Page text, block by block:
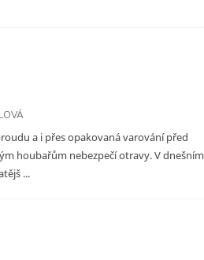
a i přes opakovaná varování před
houbařům nebezpečí otravy. V dnešním
...